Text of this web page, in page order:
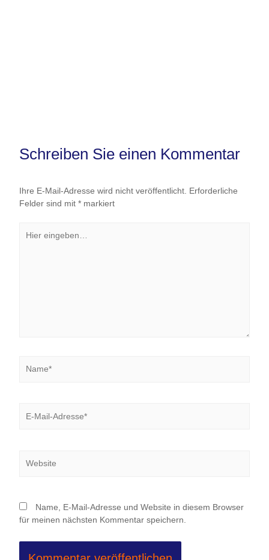
Schreiben Sie einen Kommentar
Ihre E-Mail-Adresse wird nicht veröffentlicht. Erforderliche
Felder sind mit *markiert
eingeben…
Mail-
Name, E-Mail-Adresse und Website in diesem Browser
für meinen nächsten Kommentar speichern.